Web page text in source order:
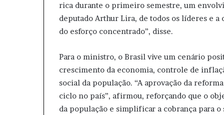
rica durante o primeiro semestre, um
deputado Arthur Lira, de todos os líderes e a
do esforço concentrado”, disse.
Para o ministro, o Brasil vive um cenário
crescimento da economia, controle de
social da população. “A aprovação da
ciclo no país”, afirmou, reforçando que o
da população e simplificar a cobrança para